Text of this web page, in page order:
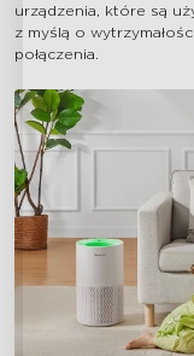
urządzenia, które są
z myślą o
połączenia.